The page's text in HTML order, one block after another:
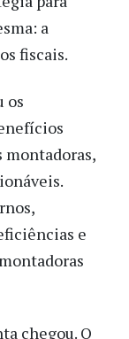
a
fiscais.
os
montadoras,
e
chegou. O